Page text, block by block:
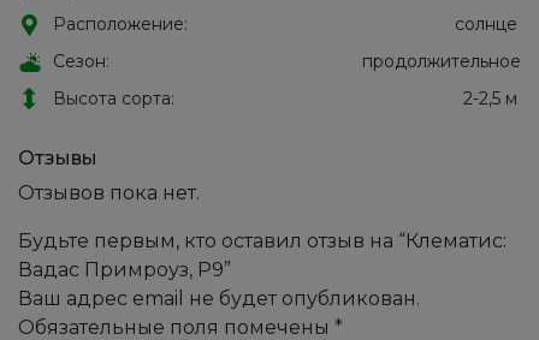
Расположение:
солнце
Сезон:
продолжительное
Высота сорта:
2-2,5 м
Отзывы
Отзывов пока нет.
Будьте первым, кто оставил отзыв на “Клематис:
Вадас Примроуз, Р9”
Ваш адрес email не будет опубликован.
Обязательные поля помечены *